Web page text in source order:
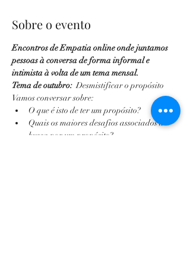
Sobre o evento
Encontros de Empatia online onde juntamos
pessoas à conversa de forma informal e
intimista à volta de um tema mensal.
Tema de outubro: Desmistificar o propósito
Vamos conversar sobre:
O que é isto de ter um propósito?
Quais os maiores desafios associados à
busca por um propósito?